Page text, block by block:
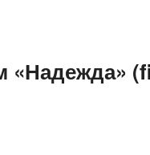
«Надежда»